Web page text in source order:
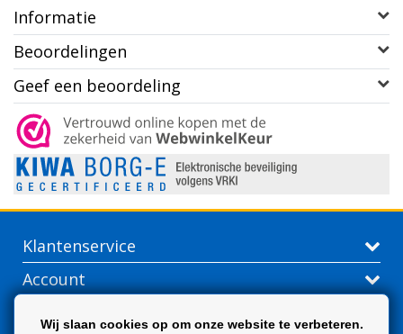
Informatie
Beoordelingen
Geef een beoordeling
Klantenservice
Account
Wij slaan cookies op om onze website te verbeteren.